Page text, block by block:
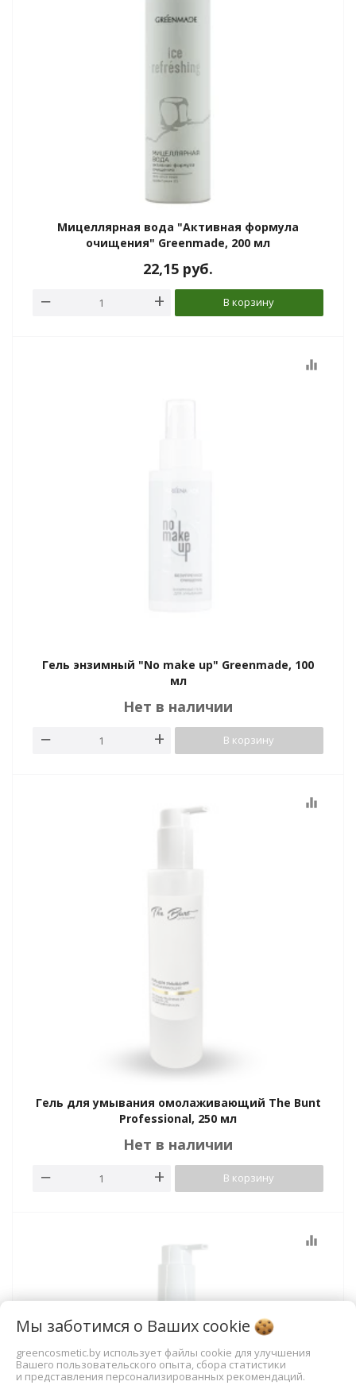
Мицеллярная вода "Активная формула
очищения" Greenmade, 200 мл
22,15 руб.
В корзину
equalizer
Гель энзимный "No make up" Greenmade, 100
мл
Нет в наличии
В корзину
equalizer
Гель для умывания омолаживающий The Bunt
Professional, 250 мл
Нет в наличии
В корзину
equalizer
Мы заботимся о Ваших cookie
greencosmetic.by использует файлы cookie для улучшения
Вашего пользовательского опыта, сбора статистики
и представления персонализированных рекомендаций.